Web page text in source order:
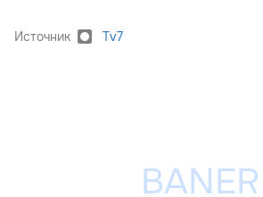
Источник Tv7